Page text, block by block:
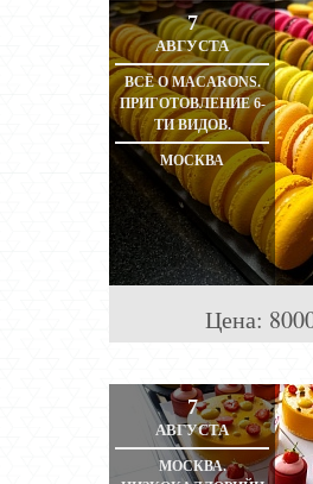
7
АВГУСТА
ВСЁ О MACARONS.
ПРИГОТОВЛЕНИЕ 6-
ТИ ВИДОВ.
МОСКВА
Цена:
7
АВГУСТА
МОСКВА.